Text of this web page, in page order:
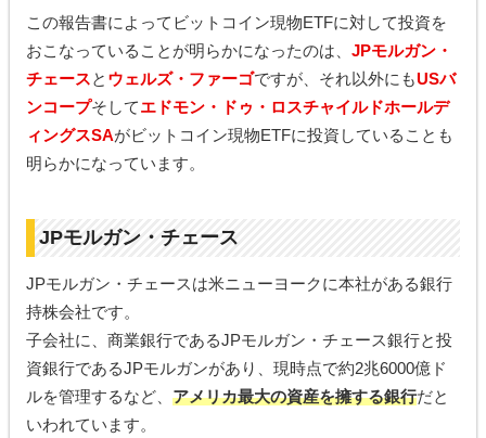
この報告書によってビットコイン現物ETFに対して投資を
おこなっていることが明らかになったのは、 JPモルガン・
チェースと ウェルズ・ファーゴですが、それ以外にもUSバ
ンコープそしてエドモン・ドゥ・ロスチャイルドホールデ
ィングスSAがビットコイン現物ETFに投資していることも
明らかになっています。
JPモルガン・チェース
JPモルガン・チェースは米ニューヨークに本社がある銀行
持株会社です。
子会社に、商業銀行であるJPモルガン・チェース銀行と投
資銀行であるJPモルガンがあり、現時点で約2兆6000億ド
ルを管理するなど、 アメリカ最大の資産を擁する銀行だと
いわれています。